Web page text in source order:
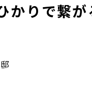
かりで繋が